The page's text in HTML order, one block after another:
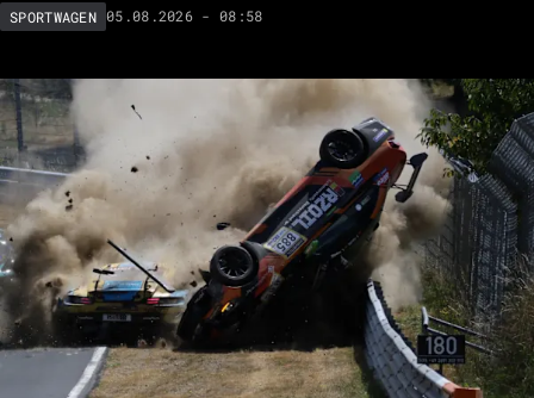
SPORTWAGEN 05.08.2026 - 08:58